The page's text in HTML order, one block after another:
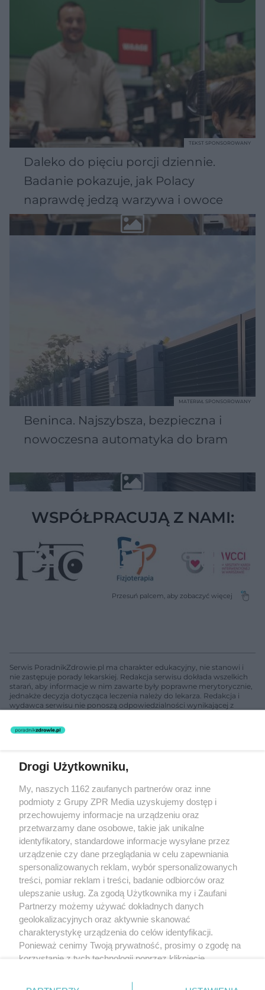
Daleko do pięciu porcji dziennie.
Badanie pokazuje, jak Polacy
naprawdę jedzą warzywa i owoce
TEKST SPONSOROWANY
Beninca. Najszybsza, bezpieczna i
nowoczesna automatyka do bram
MATERIAŁ SPONSOROWANY
WSPÓŁPRACUJĄ Z NAMI:
Serwis PoradnikZdrowie.pl ma charakter edukacyjny, nie stanowi i
nie zastępuje porady lekarskiej. Redakcja serwisu dokłada wszelkich
starań, aby informacje w nim zawarte były poprawne merytorycznie,
jednakże decyzja dotycząca leczenia należy do lekarza. Redakcja i
wydawca serwisu nie ponoszą odpowiedzialności wynikającej z
świadczeń zdrowotnych w rozumieniu art. 3 ust 1 ustawy o
rozpowszechniany lub dalej rozpowszechniany w jakikolwiek sposób
(w tym także elektroniczny lub mechaniczny) na jakimkolwiek polu
eksploatacji w jakiejkolwiek formie, włącznie z umieszczaniem w
Internecie bez pisemnej zgody właściciela praw. Jakiekolwiek użycie
lub wykorzystanie utworów w całości lub w części z naruszeniem
prawa, tzn. bez właściwej zgody, jest zabronione pod groźbą kary i
może być ścigane prawnie.
O nas
Informacje prawne
Nasze serwisy
Drogi Użytkowniku,
My, naszych 1162 zaufanych partnerów oraz inne
podmioty z Grupy ZPR Media uzyskujemy dostęp i
przechowujemy informacje na urządzeniu oraz
przetwarzamy dane osobowe, takie jak unikalne
identyfikatory, standardowe informacje wysyłane przez
urządzenie czy dane przeglądania w celu zapewniania
spersonalizowanych reklam, wybór spersonalizowanych
treści, pomiar reklam i treści, badanie odbiorców oraz
ulepszanie usług. Za zgodą Użytkownika my i Zaufani
Partnerzy możemy używać dokładnych danych
geolokalizacyjnych oraz aktywnie skanować
charakterystykę urządzenia do celów identyfikacji.
Ponieważ cenimy Twoją prywatność, prosimy o zgodę na
korzystanie z tych technologii poprzez kliknięcie
zmienić/wycofać klikając przycisk ustawień prywatności